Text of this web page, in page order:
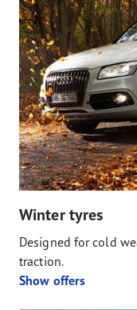
Winter tyres
Designed for cold
traction.
Show offers